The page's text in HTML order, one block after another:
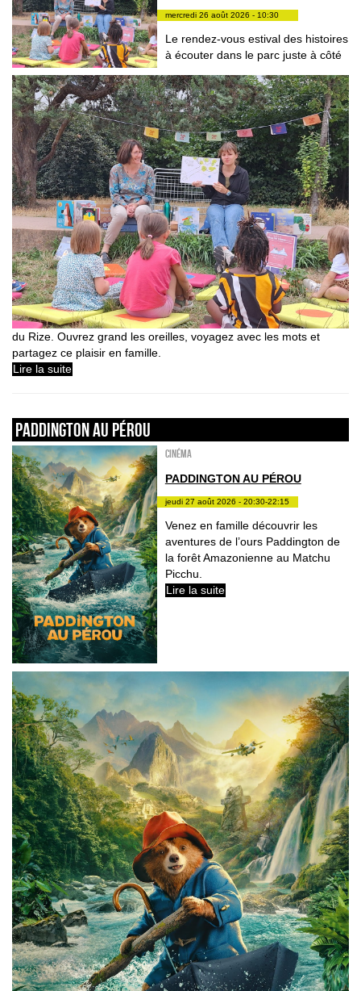
mercredi 26 août 2026 - 10:30
Le rendez-vous estival des histoires
à écouter dans le parc juste à côté
du Rize. Ouvrez grand les oreilles, voyagez avec les mots et
partagez ce plaisir en famille.
Lire la suite
PADDINGTON AU PÉROU
Cinéma
PADDINGTON AU PÉROU
jeudi 27 août 2026 - 20:30-22:15
Venez en famille découvrir les
aventures de l’ours Paddington de
la forêt Amazonienne au Matchu
Picchu.
Lire la suite